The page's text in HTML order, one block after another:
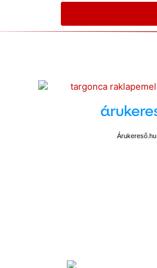
Árukereső.hu